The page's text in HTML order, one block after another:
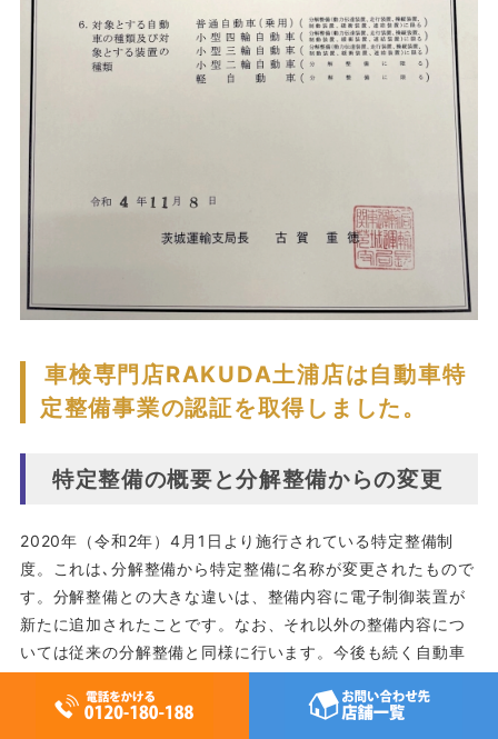
車検専門店RAKUDA土浦店は自動車特
定整備事業の認証を取得しました。
特定整備の概要と分解整備からの変更
2020年（令和2年）4月1日より施行されている特定整備制
度。これは､分解整備から特定整備に名称が変更されたもので
す。分解整備との大きな違いは、整備内容に電子制御装置が
新たに追加されたことです。なお、それ以外の整備内容につ
いては従来の分解整備と同様に行います。今後も続く自動車
特定整備で追加される電子制御装置の箇所